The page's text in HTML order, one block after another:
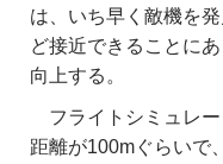
は、いち早く敵機を
ど接近できることに
向上する。
フライトシミュレ
距離が100mぐらいで